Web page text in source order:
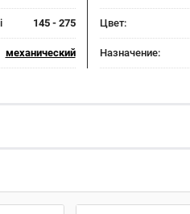
i 145 - 275 Цвет:
механический Назначение: